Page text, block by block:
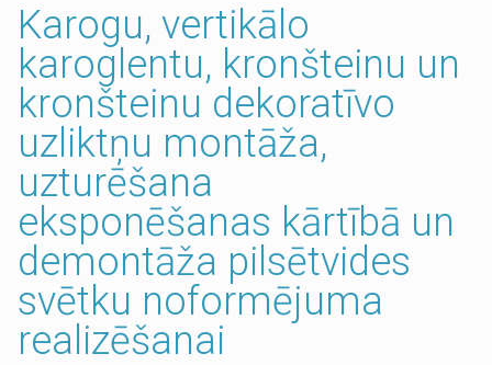
Karogu, vertikālo
karoglentu, kronšteinu un
kronšteinu dekoratīvo
uzliktņu montāža,
uzturēšana
eksponēšanas kārtībā un
demontāža pilsētvides
svētku noformējuma
realizēšanai